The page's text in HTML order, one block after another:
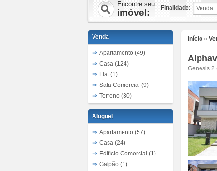
Encontre seu
imóvel: Finalidade:
Início »
Genesis 2
Venda
Apartamento (49)
Casa (124)
Flat (1)
Sala Comercial (9)
Terreno (30)
Aluguel
Apartamento (57)
Casa (24)
Edifício Comercial (1)
Galpão (1)